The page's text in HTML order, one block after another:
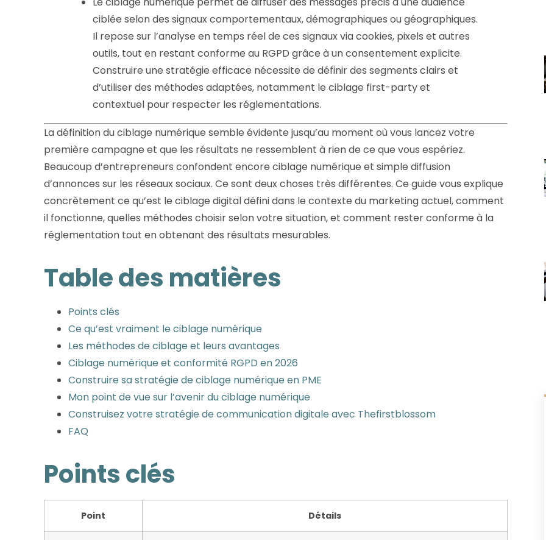
ciblée selon des signaux comportementaux, démographiques ou géographiques.
Il repose sur l’analyse en temps réel de ces signaux via cookies, pixels et autres
outils, tout en restant conforme au RGPD grâce à un consentement explicite.
Construire une stratégie efficace nécessite de définir des segments clairs et
d’utiliser des méthodes adaptées, notamment le ciblage first-party et
contextuel pour respecter les réglementations.
La définition du ciblage numérique semble évidente jusqu’au moment où vous lancez votre
première campagne et que les résultats ne ressemblent à rien de ce que vous espériez.
Beaucoup d’entrepreneurs confondent encore ciblage numérique et simple diffusion
d’annonces sur les réseaux sociaux. Ce sont deux choses très différentes. Ce guide vous explique
concrètement ce qu’est le ciblage digital défini dans le contexte du marketing actuel, comment
il fonctionne, quelles méthodes choisir selon votre situation, et comment rester conforme à la
réglementation tout en obtenant des résultats mesurables.
Table des matières
Points clés
Ce qu’est vraiment le ciblage numérique
Les méthodes de ciblage et leurs avantages
Ciblage numérique et conformité RGPD en 2026
Construire sa stratégie de ciblage numérique en PME
Mon point de vue sur l’avenir du ciblage numérique
Construisez votre stratégie de communication digitale avec Thefirstblossom
FAQ
Points clés
Point Détails